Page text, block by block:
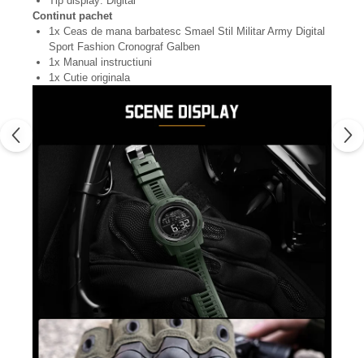
Continut pachet
1x Ceas de mana barbatesc Smael Stil Militar Army Digital
Sport Fashion Cronograf Galben
1x Manual instructiuni
1x Cutie originala